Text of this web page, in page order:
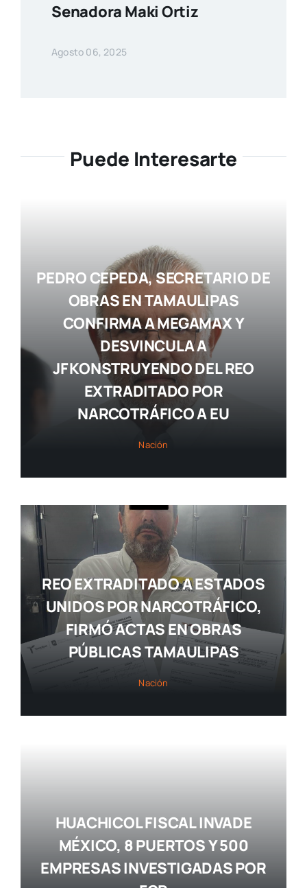
Senadora Maki Ortiz
Agosto 06, 2025
Puede Interesarte
PEDRO CEPEDA, SECRETARIO DE
OBRAS EN TAMAULIPAS
CONFIRMA A MEGAMAX Y
DESVINCULA A
JF KONSTRUYENDO DEL REO
EXTRADITADO POR
NARCOTRÁFICO A EU
Nación
REO EXTRADITADO A ESTADOS
UNIDOS POR NARCOTRÁFICO,
FIRMÓ ACTAS EN OBRAS
PÚBLICAS TAMAULIPAS
Nación
HUACHICOL FISCAL INVADE
MÉXICO, 8 PUERTOS Y 500
EMPRESAS INVESTIGADAS POR